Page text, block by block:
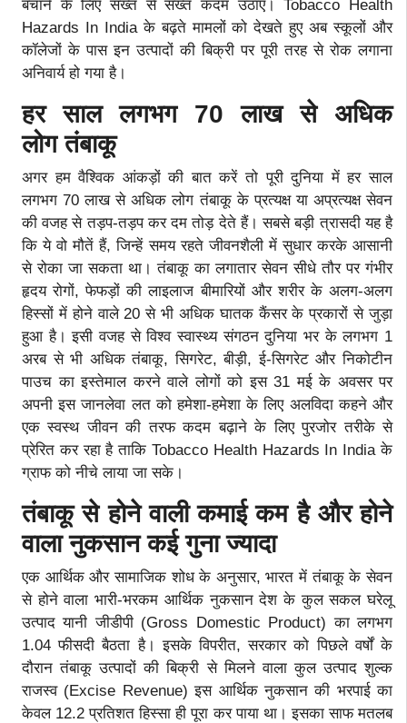
बचाने के लिए सख्त से सख्त कदम उठाएं। Tobacco Health
Hazards In India के बढ़ते मामलों को देखते हुए अब स्कूलों और
कॉलेजों के पास इन उत्पादों की बिक्री पर पूरी तरह से रोक लगाना
अनिवार्य हो गया है।
हर साल लगभग 70 लाख से अधिक
लोग तंबाकू
अगर हम वैश्विक आंकड़ों की बात करें तो पूरी दुनिया में हर साल
लगभग 70 लाख से अधिक लोग तंबाकू के प्रत्यक्ष या अप्रत्यक्ष सेवन
की वजह से तड़प-तड़प कर दम तोड़ देते हैं। सबसे बड़ी त्रासदी यह है
कि ये वो मौतें हैं, जिन्हें समय रहते जीवनशैली में सुधार करके आसानी
से रोका जा सकता था। तंबाकू का लगातार सेवन सीधे तौर पर गंभीर
हृदय रोगों, फेफड़ों की लाइलाज बीमारियों और शरीर के अलग-अलग
हिस्सों में होने वाले 20 से भी अधिक घातक कैंसर के प्रकारों से जुड़ा
हुआ है। इसी वजह से विश्व स्वास्थ्य संगठन दुनिया भर के लगभग 1
अरब से भी अधिक तंबाकू, सिगरेट, बीड़ी, ई-सिगरेट और निकोटीन
पाउच का इस्तेमाल करने वाले लोगों को इस 31 मई के अवसर पर
अपनी इस जानलेवा लत को हमेशा-हमेशा के लिए अलविदा कहने और
एक स्वस्थ जीवन की तरफ कदम बढ़ाने के लिए पुरजोर तरीके से
प्रेरित कर रहा है ताकि Tobacco Health Hazards In India के
ग्राफ को नीचे लाया जा सके।
तंबाकू से होने वाली कमाई कम है और होने
वाला नुकसान कई गुना ज्यादा
एक आर्थिक और सामाजिक शोध के अनुसार, भारत में तंबाकू के सेवन
से होने वाला भारी-भरकम आर्थिक नुकसान देश के कुल सकल घरेलू
उत्पाद यानी जीडीपी (Gross Domestic Product) का लगभग
1.04 फीसदी बैठता है। इसके विपरीत, सरकार को पिछले वर्षों के
दौरान तंबाकू उत्पादों की बिक्री से मिलने वाला कुल उत्पाद शुल्क
राजस्व (Excise Revenue) इस आर्थिक नुकसान की भरपाई का
केवल 12.2 प्रतिशत हिस्सा ही पूरा कर पाया था। इसका साफ मतलब